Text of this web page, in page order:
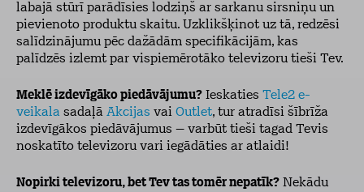
labajā stūrī parādīsies lodziņš ar sarkanu sirsniņu un
pievienoto produktu skaitu. Uzklikšķinot uz tā, redzēsi
salīdzinājumu pēc dažādām specifikācijām, kas
palīdzēs izlemt par vispiemērotāko televizoru tieši Tev.
Meklē izdevīgāko piedāvājumu? Ieskaties Tele2 e-
veikala sadaļā Akcijas vai Outlet, tur atradīsi šībrīža
izdevīgākos piedāvājumus – varbūt tieši tagad Tevis
noskatīto televizoru vari iegādāties ar atlaidi!
Nopirki televizoru, bet Tev tas tomēr nepatīk? Nekādu